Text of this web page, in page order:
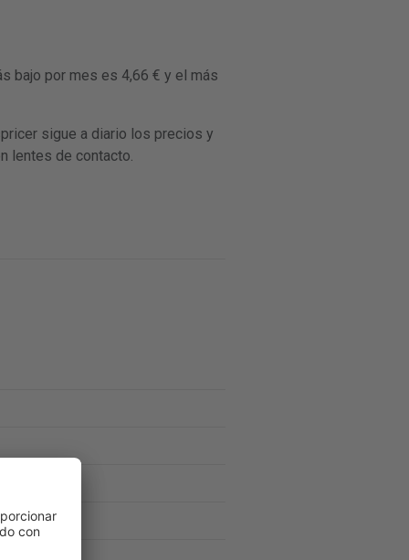
bajo por mes es 4,66 € y el más
sigue a diario los precios y
lentes de contacto.